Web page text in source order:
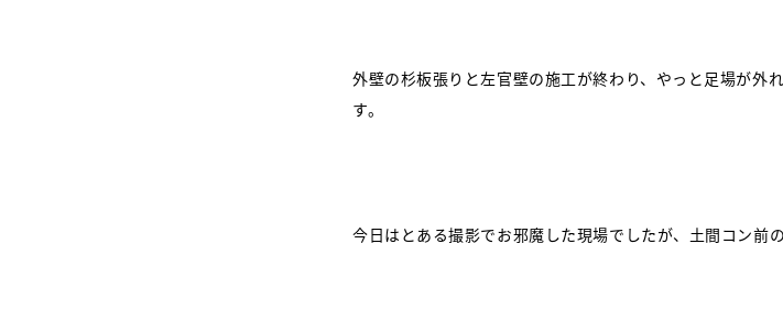
外壁の杉板張りと左官壁の施工が終わり、やっと足場が外
す。
今日はとある撮影でお邪魔した現場でしたが、土間コン前